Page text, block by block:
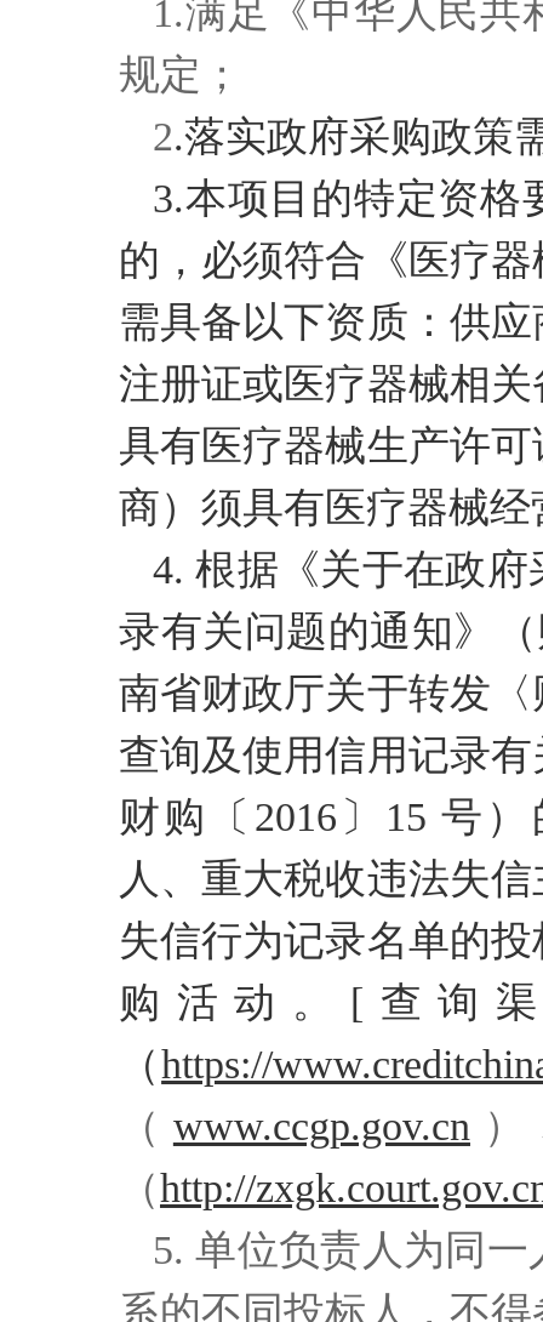
1.满足《中华人民共
规定；
2.落实政府采购政策
3.本项目的特定资格
的，必须符合《医疗
需具备以下资质：供
注册证或医疗器械相
具有医疗器械生产许
商）须具有医疗器械
4.根据《关于在政
录有关问题的通知》
南省财政厅关于转发
查询及使用信用记录
财购
〔2016〕15 号
人、重大税收违法失
失信行为记录名单的
购活动。[查询
（https://
（ www.ccgp.gov.cn
（http://
5. 单位负责人为同
系的不同投标人，不